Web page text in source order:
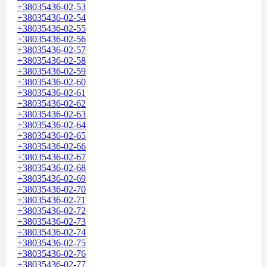
+38035436-02-53
+38035436-02-54
+38035436-02-55
+38035436-02-56
+38035436-02-57
+38035436-02-58
+38035436-02-59
+38035436-02-60
+38035436-02-61
+38035436-02-62
+38035436-02-63
+38035436-02-64
+38035436-02-65
+38035436-02-66
+38035436-02-67
+38035436-02-68
+38035436-02-69
+38035436-02-70
+38035436-02-71
+38035436-02-72
+38035436-02-73
+38035436-02-74
+38035436-02-75
+38035436-02-76
+38035436-02-77